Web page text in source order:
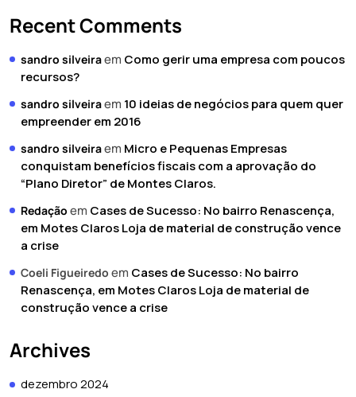
Recent Comments
sandro silveiraem Como gerir uma empresa com poucos
recursos?
sandro silveiraem 10 ideias de negócios para quem quer
empreender em 2016
sandro silveiraem Micro e Pequenas Empresas
conquistam benefícios fiscais com a aprovação do
“Plano Diretor” de Montes Claros.
Redação em Cases de Sucesso: No bairro Renascença,
em Motes Claros Loja de material de construção vence
a crise
Coeli Figueiredo em Cases de Sucesso: No bairro
Renascença, em Motes Claros Loja de material de
construção vence a crise
Archives
dezembro 2024